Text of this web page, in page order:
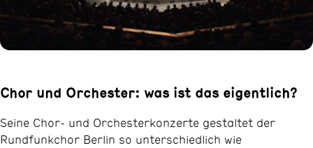
Chor und Orchester: was ist das eigentlich?
Seine Chor- und Orchesterkonzerte gestaltet der
Rundfunkchor Berlin so unterschiedlich wie